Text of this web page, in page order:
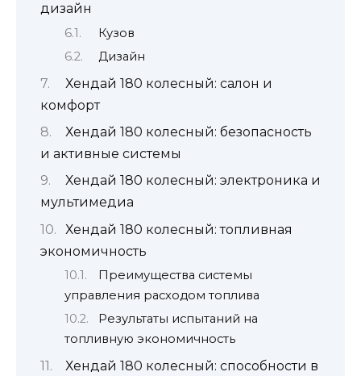
дизайн
Кузов
Дизайн
Хендай 180 колесный: салон и
комфорт
Хендай 180 колесный: безопасность
и активные системы
Хендай 180 колесный: электроника и
мультимедиа
Хендай 180 колесный: топливная
экономичность
Преимущества системы
управления расходом топлива
Результаты испытаний на
топливную экономичность
Хендай 180 колесный: способности в